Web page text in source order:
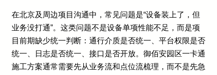
在北京及周边项目沟通中，常见问题是“设备装上了，但
业务没打通”。这类问题不是设备单项性能不足，而是项
目前期缺少统一判断：通行介质是否统一、平台权限是否
统一、日志是否统一、接口是否开放。御佰安园区一卡通
施工方案通常需要先从业务流和点位流梳理，而不是先急